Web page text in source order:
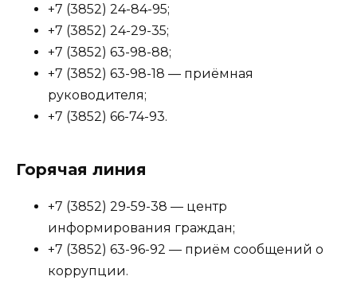
+7 (3852) 24-84-95;
+7 (3852) 24-29-35;
+7 (3852) 63-98-88;
+7 (3852) 63-98-18 — приёмная
руководителя;
+7 (3852) 66-74-93.
Горячая линия
+7 (3852) 29-59-38 — центр
информирования граждан;
+7 (3852) 63-96-92 — приём сообщений о
коррупции.